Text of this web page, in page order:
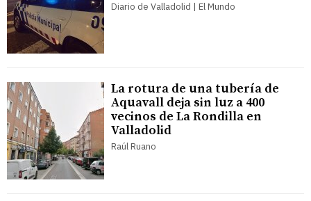
Diario de Valladolid | El Mundo
La rotura de una tubería de
Aquavall deja sin luz a 400
vecinos de La Rondilla en
Valladolid
Raúl Ruano